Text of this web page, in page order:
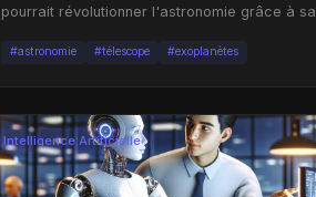
pourrait révolutionner l'astronomie grâce à sa
#astronomie #télescope #exoplanètes
Intelligence Artificielle